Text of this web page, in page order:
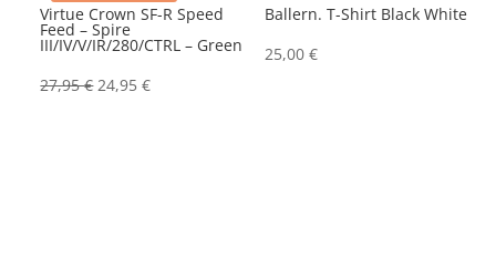
Virtue Crown SF-R Speed
Feed – Spire
III/IV/V/IR/280/CTRL – Green
27,95€ Ursprünglicher
24,95€Aktueller
Ballern. T-Shirt Black White
25,00 €